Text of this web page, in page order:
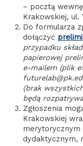
– pocztą
Krakowskiej, ul.
Do formularza
dołączyć
przypadku
papierowej
e-mailem (plik
(brak
będą
Zgłoszenia
Krakowskiej
merytorycznym
dydaktycznym,